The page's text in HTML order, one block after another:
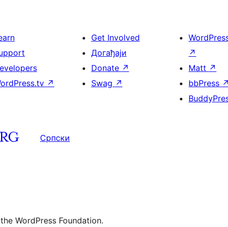
↗
Get Involved
Догађаји
Donate ↗
Swag ↗
↗
Matt ↗
bbPress ↗
Српски
WordPress Foundation.